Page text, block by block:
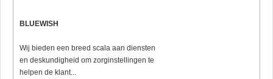
BLUEWISH
Wij bieden een breed scala aan diensten
en deskundigheid om zorginstellingen te
helpen de klant...